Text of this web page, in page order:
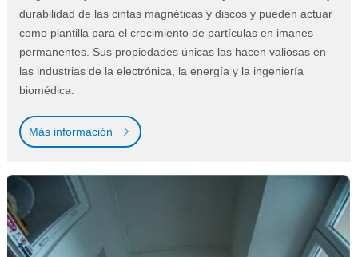
durabilidad de las cintas magnéticas y discos y pueden actuar
como plantilla para el crecimiento de partículas en imanes
permanentes. Sus propiedades únicas las hacen valiosas en
las industrias de la electrónica, la energía y la ingeniería
biomédica.
Más información